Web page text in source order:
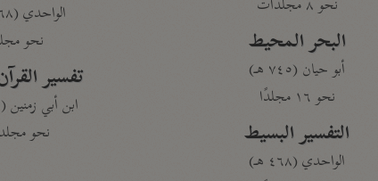
نحو ٨ مجلدات
البحر المحيط
أبو حيان (٧٤٥ هـ)
نحو ١٦ مجلدًا
التفسير البسيط
الواحدي (٤٦٨ هـ)
الواحدي (٤٦٨ هـ)
نحو
تفسير
ابن أبي زمنين (٣٩٩ هـ)
نحو